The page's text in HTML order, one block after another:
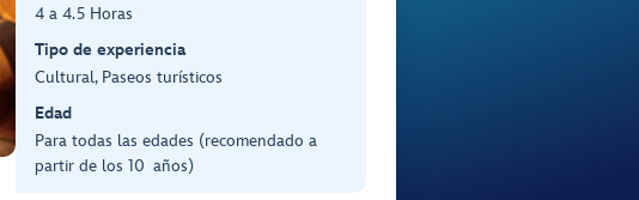
4 a 4.5 Horas
Tipo de experiencia
Cultural, Paseos turísticos
Edad
Para todas las edades (recomendado a
partir de los 10 años)